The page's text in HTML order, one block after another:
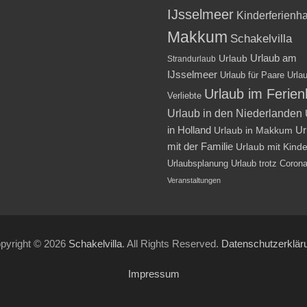
IJsselmeer
Makkum Schakelvilla
Strandurlaub Urlaub Urlaub am
IJsselmeer Urlaub für Paare
Verliebte Urlaub im
Urlaub in den Niederlanden
in Holland Urlaub in Makkum
mit der Familie Urlaub mit
Urlaubsplanung Urlaub trotz Corona
Veranstaltungen
© 2026 Schakelvilla. All Rights Reserved.
Impressum